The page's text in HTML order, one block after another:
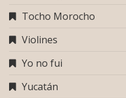
Tocho Morocho
Violines
Yo no fui
Yucatán